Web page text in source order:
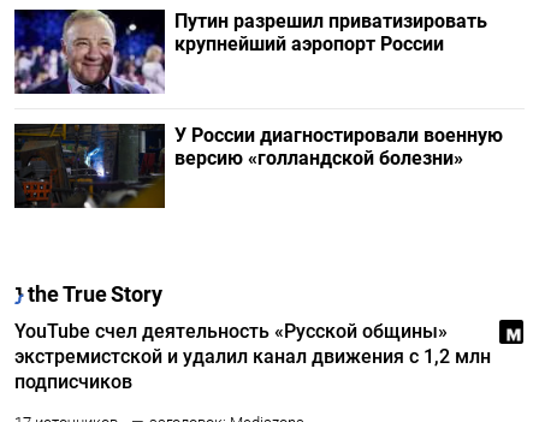
Путин разрешил приватизировать
крупнейший аэропорт России
У России диагностировали военную
версию «голландской болезни»